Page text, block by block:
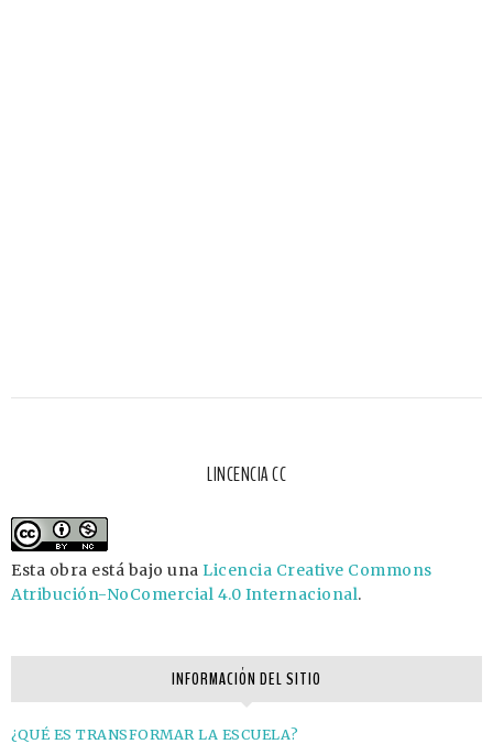
LINCENCIA CC
Esta obra está bajo una Licencia Creative Commons
Atribución-NoComercial 4.0 Internacional.
INFORMACIÓN DEL SITIO
¿QUÉ ES TRANSFORMAR LA ESCUELA?